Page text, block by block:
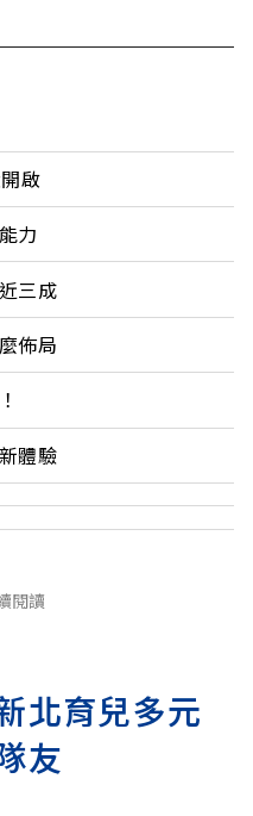
啟
力
三成
佈局
體驗
閱讀
北育兒多元
友